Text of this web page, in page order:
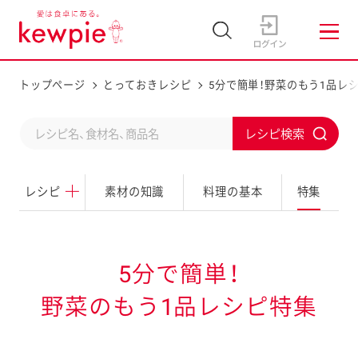
トップページ とっておきレシピ 5分で簡単！野菜のもう1品レ
レシピ 素材の知識 料理の基本 特集
d
b
5分で簡単！
野菜のもう1品レシピ特集